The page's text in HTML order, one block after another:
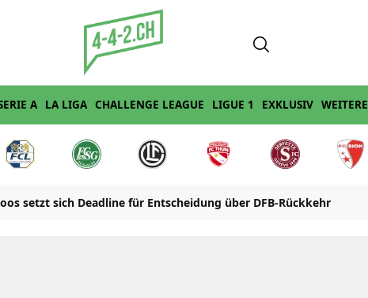
A LA LIGA CHALLENGE LEAGUE LIGUE 1 EXKLUSIV WEITERE
setzt sich Deadline für Entscheidung über DFB-Rückkehr